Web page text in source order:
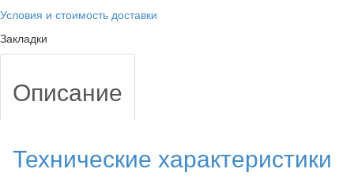
Условия и стоимость доставки
Закладки
Описание
Технические характеристики